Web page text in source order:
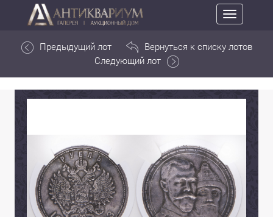
Toggle
navigation
Предыдущий лот
Вернуться к списку лотов
Следующий лот